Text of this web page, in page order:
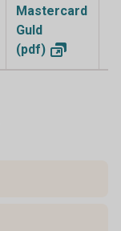
Mastercard
Guld
(pdf)